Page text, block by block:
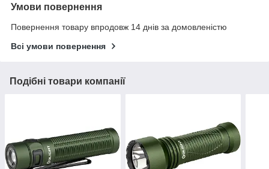
Умови повернення
Повернення товару впродовж 14 днів за домовленістю
Всі умови повернення
Подібні товари компанії